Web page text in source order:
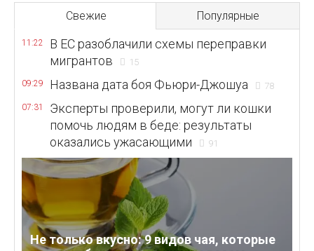
Свежие Популярные
11:22
В ЕС разоблачили схемы переправки
мигрантов
15
09:29 Названа дата боя Фьюри-Джошуа 78
07:31
Эксперты проверили, могут ли кошки
помочь людям в беде: результаты
оказались ужасающими
91
Не только вкусно: 9 видов чая, которые